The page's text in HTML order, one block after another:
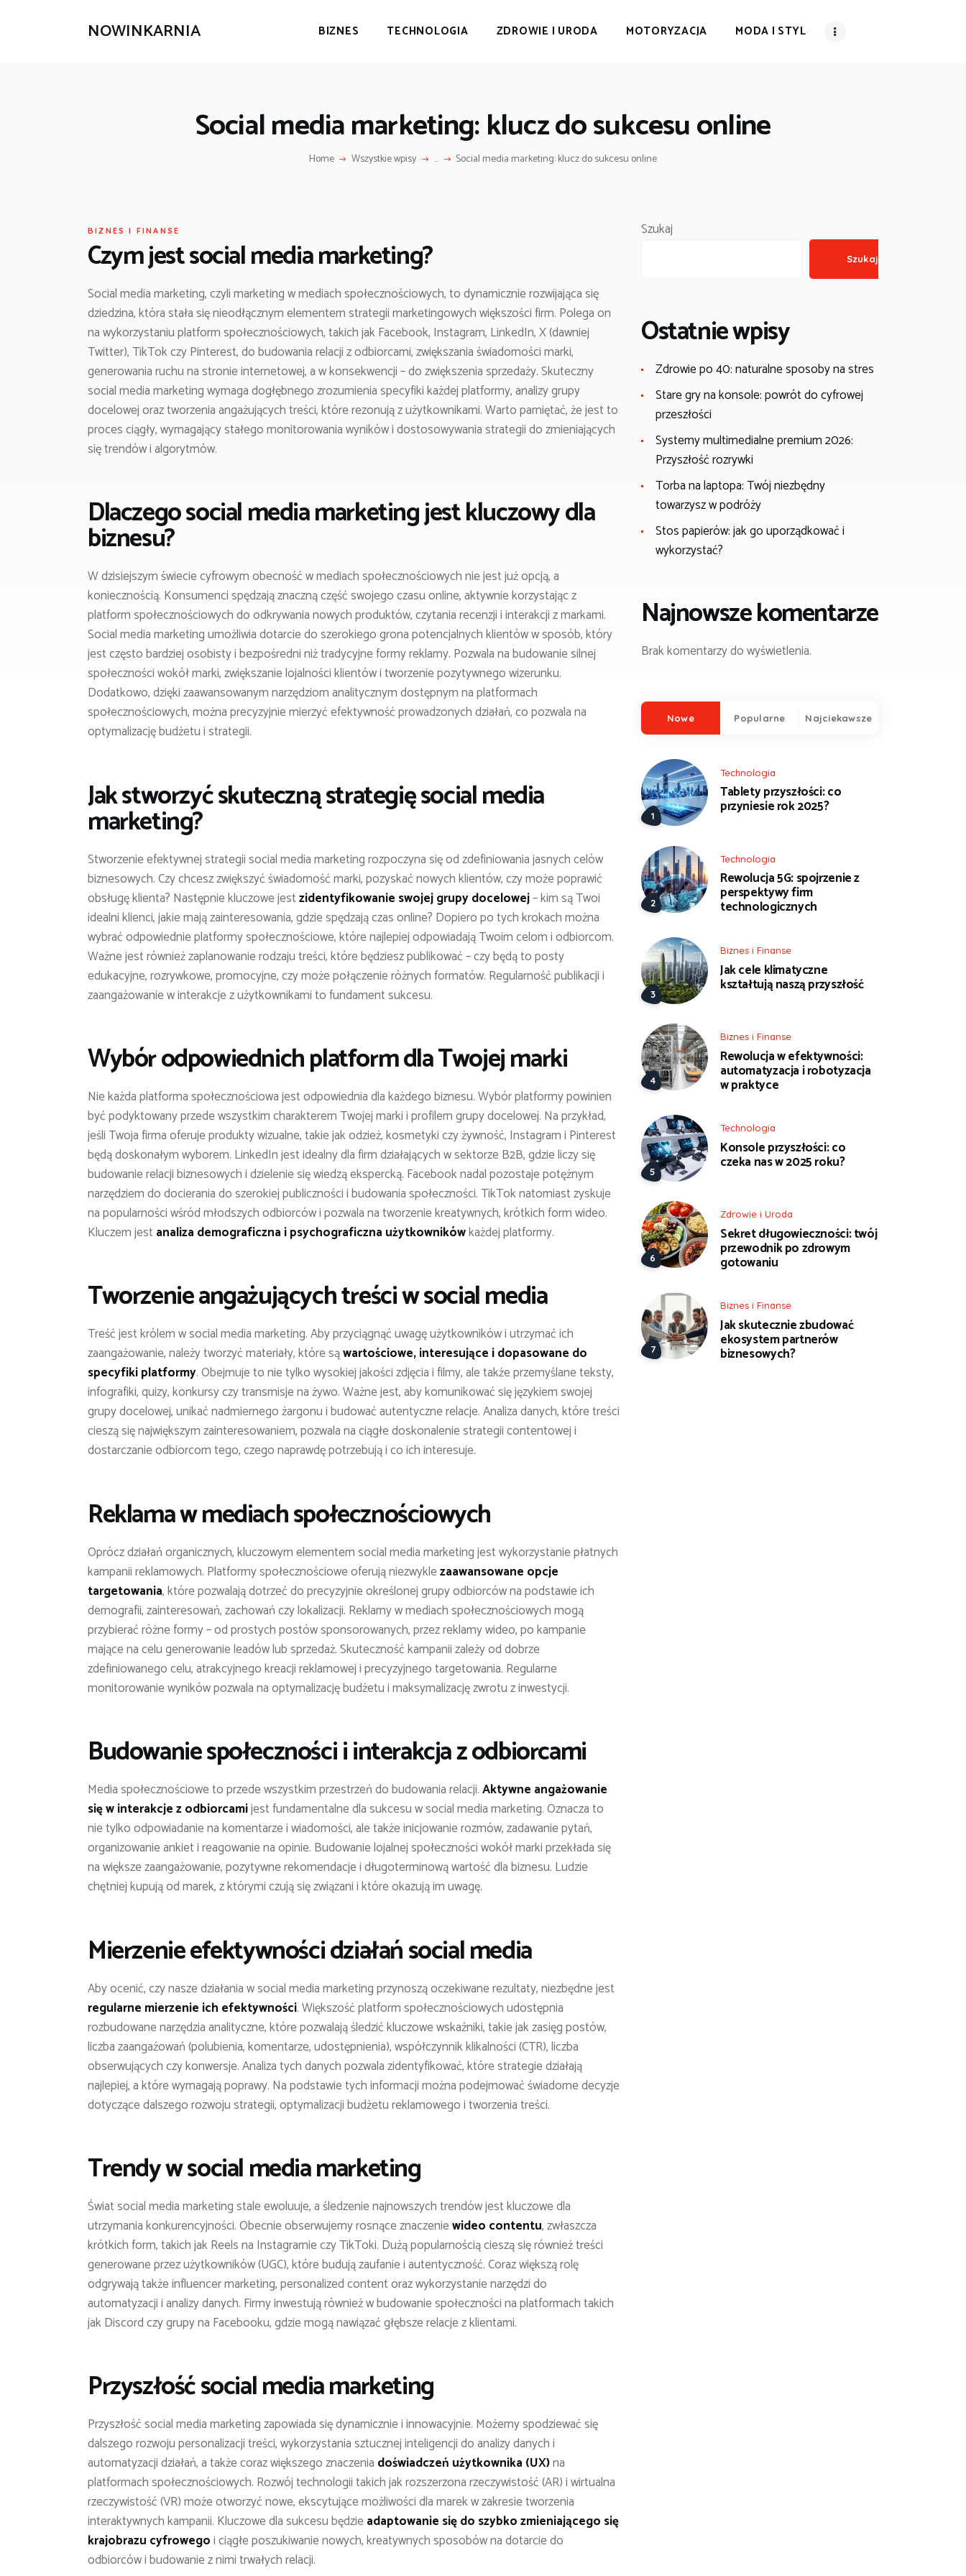
NOWINKARNIA BIZNES TECHNOLOGIA ZDROWIE I URODA MOTORYZACJA MODA I STYL
Social media marketing: klucz do sukcesu online
Home Wszystkie wpisy ... Social media marketing: klucz do sukcesu online
BIZNES I FINANSE
Czym jest social media marketing?
Social media marketing, czyli marketing w mediach społecznościowych, to dynamicznie rozwijająca się
dziedzina, która stała się nieodłącznym elementem strategii marketingowych większości firm. Polega on
na wykorzystaniu platform społecznościowych, takich jak Facebook, Instagram, LinkedIn, X (dawniej
Twitter), TikTok czy Pinterest, do budowania relacji z odbiorcami, zwiększania świadomości marki,
generowania ruchu na stronie internetowej, a w konsekwencji – do zwiększenia sprzedaży. Skuteczny
social media marketing wymaga dogłębnego zrozumienia specyfiki każdej platformy, analizy grupy
docelowej oraz tworzenia angażujących treści, które rezonują z użytkownikami. Warto pamiętać, że jest to
proces ciągły, wymagający stałego monitorowania wyników i dostosowywania strategii do zmieniających
się trendów i algorytmów.
Dlaczego social media marketing jest kluczowy dla
biznesu?
W dzisiejszym świecie cyfrowym obecność w mediach społecznościowych nie jest już opcją, a
koniecznością. Konsumenci spędzają znaczną część swojego czasu online, aktywnie korzystając z
platform społecznościowych do odkrywania nowych produktów, czytania recenzji i interakcji z markami.
Social media marketing umożliwia dotarcie do szerokiego grona potencjalnych klientów w sposób, który
jest często bardziej osobisty i bezpośredni niż tradycyjne formy reklamy. Pozwala na budowanie silnej
społeczności wokół marki, zwiększanie lojalności klientów i tworzenie pozytywnego wizerunku.
Dodatkowo, dzięki zaawansowanym narzędziom analitycznym dostępnym na platformach
społecznościowych, można precyzyjnie mierzyć efektywność prowadzonych działań, co pozwala na
optymalizację budżetu i strategii.
Jak stworzyć skuteczną strategię social media
marketing?
Stworzenie efektywnej strategii social media marketing rozpoczyna się od zdefiniowania jasnych celów
biznesowych. Czy chcesz zwiększyć świadomość marki, pozyskać nowych klientów, czy może poprawić
obsługę klienta? Następnie kluczowe jestzidentyfikowanie swojej grupy docelowej– kim są Twoi
idealni klienci, jakie mają zainteresowania, gdzie spędzają czas online? Dopiero po tych krokach można
wybrać odpowiednie platformy społecznościowe, które najlepiej odpowiadają Twoim celom i odbiorcom.
Ważne jest również zaplanowanie rodzaju treści, które będziesz publikować – czy będą to posty
edukacyjne, rozrywkowe, promocyjne, czy może połączenie różnych formatów. Regularność publikacji i
zaangażowanie w interakcje z użytkownikami to fundament sukcesu.
Wybór odpowiednich platform dla Twojej marki
Nie każda platforma społecznościowa jest odpowiednia dla każdego biznesu. Wybór platformy powinien
być podyktowany przede wszystkim charakterem Twojej marki i profilem grupy docelowej. Na przykład,
jeśli Twoja firma oferuje produkty wizualne, takie jak odzież, kosmetyki czy żywność, Instagram i Pinterest
będą doskonałym wyborem. LinkedIn jest idealny dla firm działających w sektorze B2B, gdzie liczy się
budowanie relacji biznesowych i dzielenie się wiedzą ekspercką. Facebook nadal pozostaje potężnym
narzędziem do docierania do szerokiej publiczności i budowania społeczności. TikTok natomiast zyskuje
na popularności wśród młodszych odbiorców i pozwala na tworzenie kreatywnych, krótkich form wideo.
Kluczem jestanaliza demograficzna i psychograficzna użytkownikówkażdej platformy.
Tworzenie angażujących treści w social media
Treść jest królem w social media marketing. Aby przyciągnąć uwagę użytkowników i utrzymać ich
zaangażowanie, należy tworzyć materiały, które sąwartościowe, interesujące i dopasowane do
specyfiki platformy. Obejmuje to nie tylko wysokiej jakości zdjęcia i filmy, ale także przemyślane teksty,
infografiki, quizy, konkursy czy transmisje na żywo. Ważne jest, aby komunikować się językiem swojej
grupy docelowej, unikać nadmiernego żargonu i budować autentyczne relacje. Analiza danych, które treści
cieszą się największym zainteresowaniem, pozwala na ciągłe doskonalenie strategii contentowej i
dostarczanie odbiorcom tego, czego naprawdę potrzebują i co ich interesuje.
Reklama w mediach społecznościowych
Oprócz działań organicznych, kluczowym elementem social media marketing jest wykorzystanie płatnych
kampanii reklamowych. Platformy społecznościowe oferują niezwyklezaawansowane opcje
targetowania, które pozwalają dotrzeć do precyzyjnie określonej grupy odbiorców na podstawie ich
demografii, zainteresowań, zachowań czy lokalizacji. Reklamy w mediach społecznościowych mogą
przybierać różne formy – od prostych postów sponsorowanych, przez reklamy wideo, po kampanie
mające na celu generowanie leadów lub sprzedaż. Skuteczność kampanii zależy od dobrze
zdefiniowanego celu, atrakcyjnego kreacji reklamowej i precyzyjnego targetowania. Regularne
monitorowanie wyników pozwala na optymalizację budżetu i maksymalizację zwrotu z inwestycji.
Budowanie społeczności i interakcja z odbiorcami
Media społecznościowe to przede wszystkim przestrzeń do budowania relacji.Aktywne angażowanie
się w interakcje z odbiorcamijest fundamentalne dla sukcesu w social media marketing. Oznacza to
nie tylko odpowiadanie na komentarze i wiadomości, ale także inicjowanie rozmów, zadawanie pytań,
organizowanie ankiet i reagowanie na opinie. Budowanie lojalnej społeczności wokół marki przekłada się
na większe zaangażowanie, pozytywne rekomendacje i długoterminową wartość dla biznesu. Ludzie
chętniej kupują od marek, z którymi czują się związani i które okazują im uwagę.
Mierzenie efektywności działań social media
Aby ocenić, czy nasze działania w social media marketing przynoszą oczekiwane rezultaty, niezbędne jest
regularne mierzenie ich efektywności. Większość platform społecznościowych udostępnia
rozbudowane narzędzia analityczne, które pozwalają śledzić kluczowe wskaźniki, takie jak zasięg postów,
liczba zaangażowań (polubienia, komentarze, udostępnienia), współczynnik klikalności (CTR), liczba
obserwujących czy konwersje. Analiza tych danych pozwala zidentyfikować, które strategie działają
najlepiej, a które wymagają poprawy. Na podstawie tych informacji można podejmować świadome decyzje
dotyczące dalszego rozwoju strategii, optymalizacji budżetu reklamowego i tworzenia treści.
Trendy w social media marketing
Świat social media marketing stale ewoluuje, a śledzenie najnowszych trendów jest kluczowe dla
utrzymania konkurencyjności. Obecnie obserwujemy rosnące znaczeniewideo contentu, zwłaszcza
krótkich form, takich jak Reels na Instagramie czy TikToki. Dużą popularnością cieszą się również treści
generowane przez użytkowników (UGC), które budują zaufanie i autentyczność. Coraz większą rolę
odgrywają także influencer marketing, personalized content oraz wykorzystanie narzędzi do
automatyzacji i analizy danych. Firmy inwestują również w budowanie społeczności na platformach takich
jak Discord czy grupy na Facebooku, gdzie mogą nawiązać głębsze relacje z klientami.
Przyszłość social media marketing
Przyszłość social media marketing zapowiada się dynamicznie i innowacyjnie. Możemy spodziewać się
dalszego rozwoju personalizacji treści, wykorzystania sztucznej inteligencji do analizy danych i
automatyzacji działań, a także coraz większego znaczenia doświadczeń użytkownika (UX)na
platformach społecznościowych. Rozwój technologii takich jak rozszerzona rzeczywistość (AR) i wirtualna
rzeczywistość (VR) może otworzyć nowe, ekscytujące możliwości dla marek w zakresie tworzenia
interaktywnych kampanii. Kluczowe dla sukcesu będzieadaptowanie się do szybko zmieniającego się
krajobrazu cyfrowegoi ciągłe poszukiwanie nowych, kreatywnych sposobów na dotarcie do
odbiorców i budowanie z nimi trwałych relacji.
Szukaj
Szukaj
Ostatnie wpisy
Zdrowie po 40: naturalne sposoby na stres
Stare gry na konsole: powrót do cyfrowej
przeszłości
Systemy multimedialne premium 2026:
Przyszłość rozrywki
Torba na laptopa: Twój niezbędny
towarzysz w podróży
Stos papierów: jak go uporządkować i
wykorzystać?
Najnowsze komentarze
Brak komentarzy do wyświetlenia.
Nowe Popularne Najciekawsze
Technologia
Tablety przyszłości: co
przyniesie rok 2025?
Technologia
Rewolucja 5G: spojrzenie z
perspektywy firm
technologicznych
Biznes i Finanse
Jak cele klimatyczne
kształtują naszą przyszłość
Biznes i Finanse
Rewolucja w efektywności:
automatyzacja i robotyzacja
w praktyce
Technologia
Konsole przyszłości: co
czeka nas w 2025 roku?
Zdrowie i Uroda
Sekret długowieczności: twój
przewodnik po zdrowym
gotowaniu
Biznes i Finanse
Jak skutecznie zbudować
ekosystem partnerów
biznesowych?